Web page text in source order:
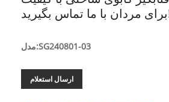
بگیرید!
مدل:SG240801-03
ارسال استعلام